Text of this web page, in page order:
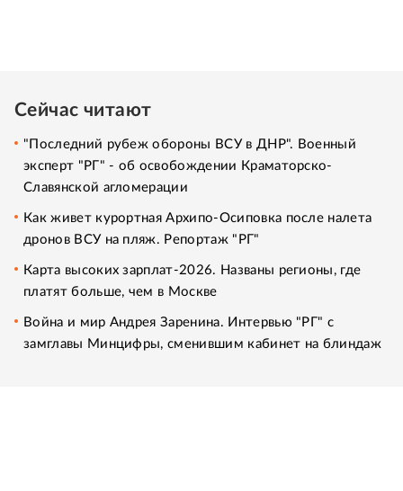
Сейчас читают
"Последний рубеж обороны ВСУ в ДНР". Военный
эксперт "РГ" - об освобождении Краматорско-
Славянской агломерации
Как живет курортная Архипо-Осиповка после налета
дронов ВСУ на пляж. Репортаж "РГ"
Карта высоких зарплат-2026. Названы регионы, где
платят больше, чем в Москве
Война и мир Андрея Заренина. Интервью "РГ" с
замглавы Минцифры, сменившим кабинет на блиндаж